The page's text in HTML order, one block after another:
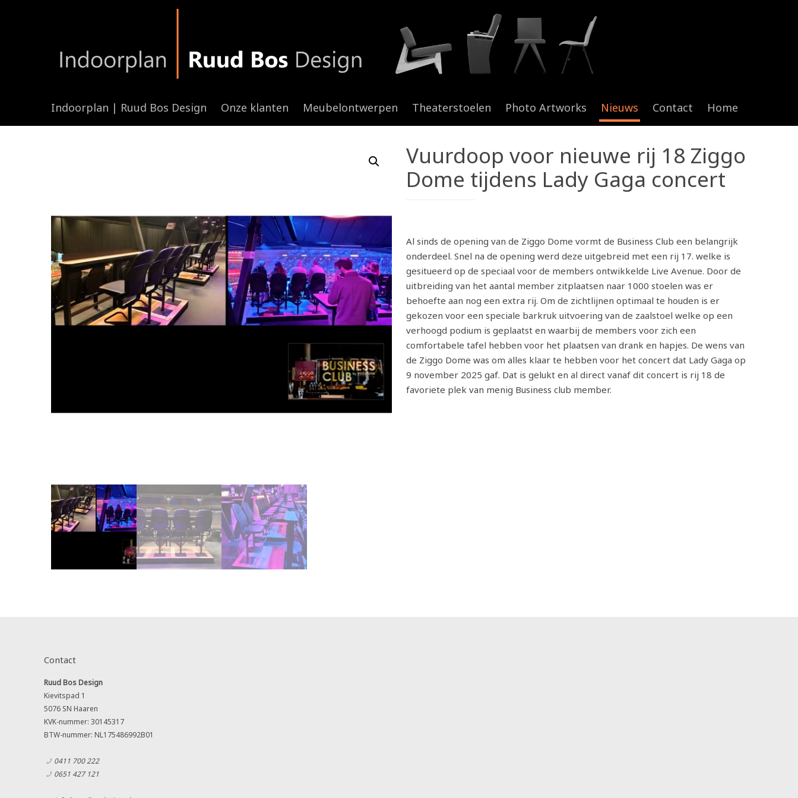
Indoorplan | Ruud Bos Design Onze klanten Meubelontwerpen Theaterstoelen Photo Artworks Nieuws Contact Home
Vuurdoop voor nieuwe rij 18 Ziggo
Dome tijdens Lady Gaga concert
Al sinds de opening van de Ziggo Dome vormt de Business Club een belangrijk
onderdeel. Snel na de opening werd deze uitgebreid met een rij 17. welke is
gesitueerd op de speciaal voor de members ontwikkelde Live Avenue. Door de
uitbreiding van het aantal member zitplaatsen naar 1000 stoelen was er
behoefte aan nog een extra rij. Om de zichtlijnen optimaal te houden is er
gekozen voor een speciale barkruk uitvoering van de zaalstoel welke op een
verhoogd podium is geplaatst en waarbij de members voor zich een
comfortabele tafel hebben voor het plaatsen van drank en hapjes. De wens van
de Ziggo Dome was om alles klaar te hebben voor het concert dat Lady Gaga op
9 november 2025 gaf. Dat is gelukt en al direct vanaf dit concert is rij 18 de
favoriete plek van menig Business club member.
Contact
Ruud Bos Design
Kievitspad 1
5076 SN Haaren
KVK-nummer: 30145317
BTW-nummer: NL175486992B01
0411 700 222
0651 427 121